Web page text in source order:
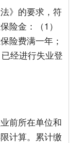
》的要求，符
险金：（1）
险费满一年；
经进行失业登
前所在单位和
计算。累计缴